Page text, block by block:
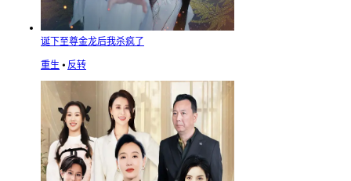
诞下至尊金龙后我杀疯了
重生 ⦁ 反转